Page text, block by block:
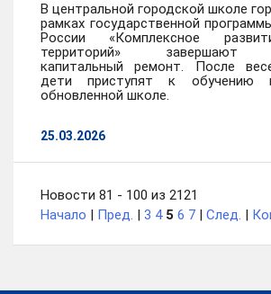
В центральной городской школе
рамках государственной
России «Комплексное
территорий» завершают
капитальный ремонт. После
дети приступят к обучению
обновленной школе.
25.03.2026
Новости 81 - 100 из 2121
Начало | Пред. | 3 4 5 6 7 | След. |